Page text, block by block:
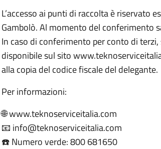
L’accesso ai punti di raccolta è riservato
Gambolò. Al momento del conferimento
In caso di conferimento per conto di
disponibile sul sito
alla copia del codice fiscale del delegante.
Per informazioni:
🌐 www.teknoserviceitalia.com
📧 info@teknoserviceitalia.com
☎️ Numero verde: 800 681650